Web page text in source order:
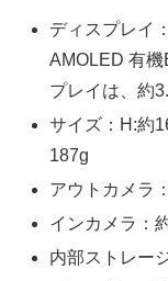
ディスプレイ
AMOLED 有
プレイは、約
サイズ：H:約
187g
アウトカメラ
インカメラ：
内部ストレー